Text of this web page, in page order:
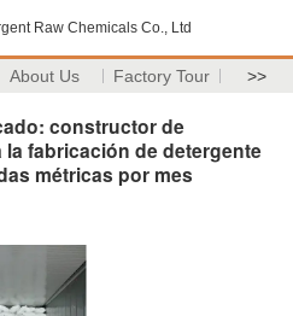
Raw Chemicals Co., Ltd
About Us Factory Tour >>
constructor de
fabricación de detergente
métricas por mes